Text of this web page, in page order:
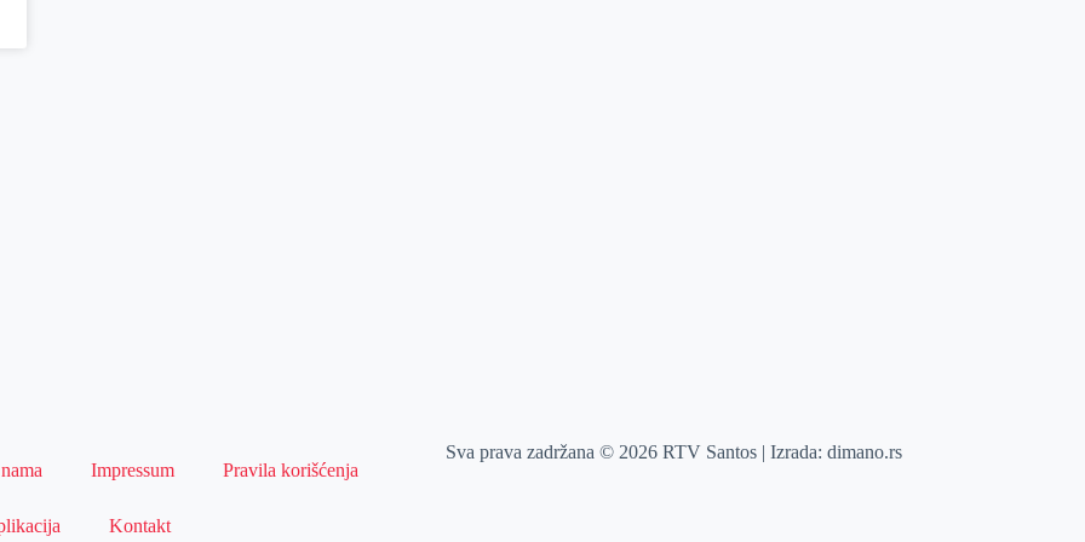
Impressum Pravila korišćenja
Kontakt
Sva prava zadržana © 2026 RTV Santos | Izrada:dimano.rs